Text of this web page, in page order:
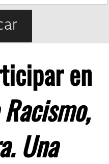
en
Una